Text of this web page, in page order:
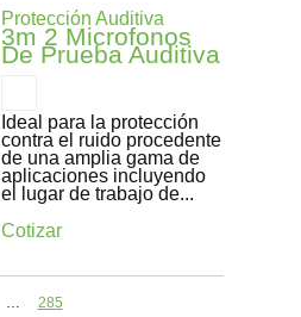
Protección Auditiva
3m 2 Microfonos
De Prueba Auditiva
Ideal para la protección
contra el ruido procedente
de una amplia gama de
aplicaciones incluyendo
el lugar de trabajo de...
Cotizar
… 285